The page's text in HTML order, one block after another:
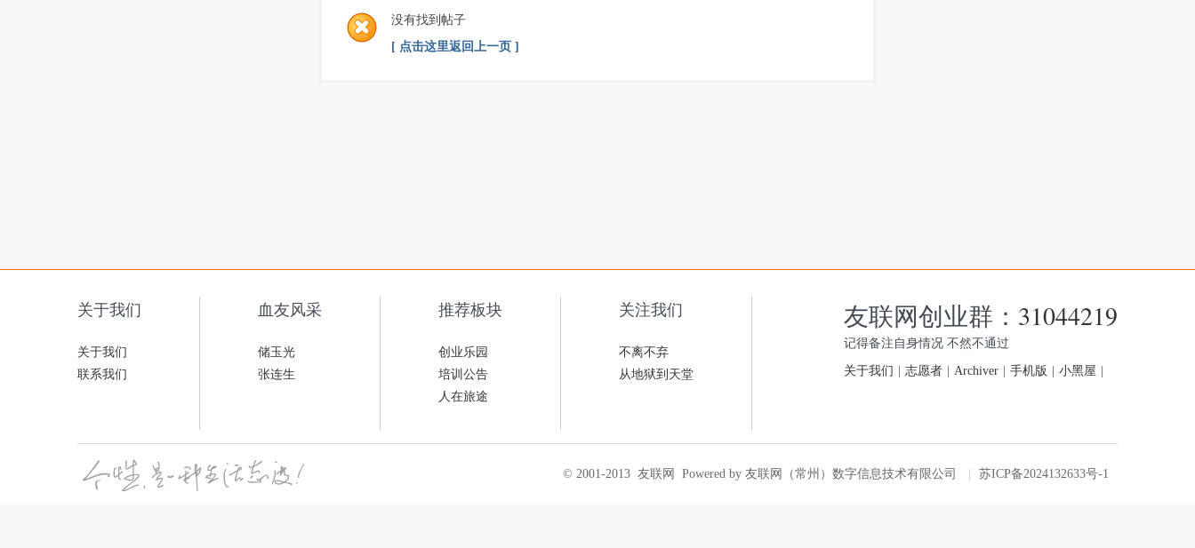
没有找到帖子
[ 点击这里返回上一页 ]
关于我们
关于我们
联系我们
血友风采
储玉光
张连生
推荐板块
创业乐园
培训公告
人在旅途
关注我们
不离不弃
从地狱到天堂
友联网创业群： 31044219
记得备注自身情况 不然不通过
关于我们 志愿者 Archiver 手机版 小黑屋
© 2001-2013 友联网 Powered by 友联网（常州）数字信息技术有限公司 苏ICP备2024132633号-1